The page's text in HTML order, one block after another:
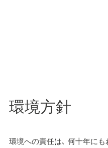
環境方針
環境への責任は､ 何十年に